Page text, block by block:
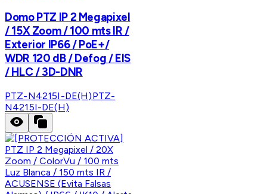
Domo PTZ IP 2 Megapixel
/ 15X Zoom / 100 mts IR /
Exterior IP66 / PoE+/
WDR 120 dB / Defog / EIS
/ HLC / 3D-DNR
PTZ-N4215I-DE(H)PTZ-
N4215I-DE(H)